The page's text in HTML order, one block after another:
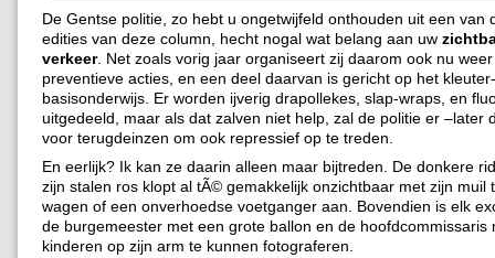
De Gentse politie, zo hebt u ongetwijfeld onthouden uit een van
edities van deze column, hecht nogal wat belang aan uw
verkeer. Net zoals vorig jaar organiseert zij daarom ook nu
preventieve acties, en een deel daarvan is gericht op het
basisonderwijs. Er worden ijverig drapollekes, slap-wraps, en
uitgedeeld, maar als dat zalven niet help, zal de politie er –later
voor terugdeinzen om ook repressief op te treden.
En eerlijk? Ik kan ze daarin alleen maar bijtreden. De donkere
zijn stalen ros klopt al tÃ© gemakkelijk onzichtbaar met zijn muil
wagen of een onverhoedse voetganger aan. Bovendien is elk
de burgemeester met een grote ballon en de hoofdcommissaris
kinderen op zijn arm te kunnen fotograferen.